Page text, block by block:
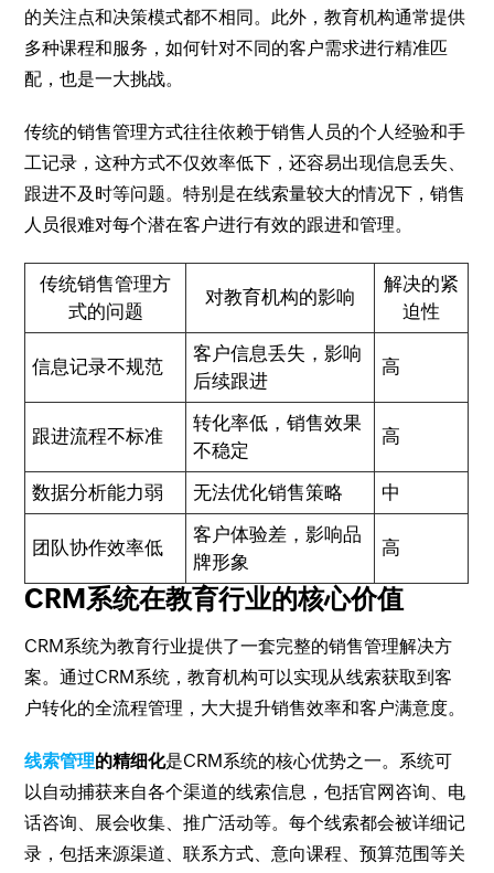
的关注点和决策模式都不相同。此外，教育机构通常提供
多种课程和服务，如何针对不同的客户需求进行精准匹
配，也是一大挑战。
传统的销售管理方式往往依赖于销售人员的个人经验和手
工记录，这种方式不仅效率低下，还容易出现信息丢失、
跟进不及时等问题。特别是在线索量较大的情况下，销售
人员很难对每个潜在客户进行有效的跟进和管理。
传统销售管理方
式的问题
对教育机构的影响
解决的紧
迫性
信息记录不规范
客户信息丢失，影响
后续跟进
高
跟进流程不标准
转化率低，销售效果
不稳定
高
数据分析能力弱 无法优化销售策略 中
团队协作效率低
客户体验差，影响品
牌形象
高
CRM系统在教育行业的核心价值
CRM系统为教育行业提供了一套完整的销售管理解决方
案。通过CRM系统，教育机构可以实现从线索获取到客
户转化的全流程管理，大大提升销售效率和客户满意度。
线索管理的精细化是CRM系统的核心优势之一。系统可
以自动捕获来自各个渠道的线索信息，包括官网咨询、电
话咨询、展会收集、推广活动等。每个线索都会被详细记
录，包括来源渠道、联系方式、意向课程、预算范围等关